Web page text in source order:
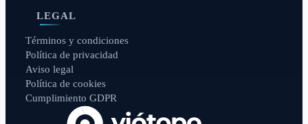
LEGAL
Términos y condiciones
Política de privacidad
Aviso legal
Política de cookies
Cumplimiento GDPR